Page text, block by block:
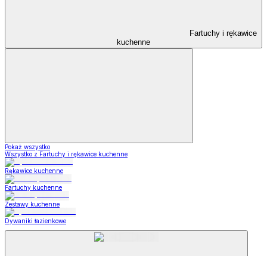
Fartuchy i rękawice
kuchenne
Pokaż wszystko
Wszystko z Fartuchy i rękawice kuchenne
Rękawice kuchenne
Fartuchy kuchenne
Zestawy kuchenne
Dywaniki łazienkowe